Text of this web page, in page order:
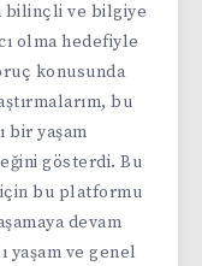
bilinçli ve bilgiye
olma hedefiyle
konusunda
bu
bir yaşam
gösterdi. Bu
bu platformu
devam
yaşam ve genel